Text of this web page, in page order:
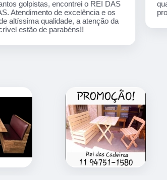
golpistas, encontrei o REI DAS
de excelência e os
qualidade, a atenção da
estão de parabéns!!